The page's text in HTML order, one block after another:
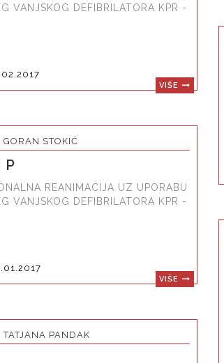
VANJSKOG DEFIBRILATORA KPR -
VIŠE
GORAN STOKIĆ
P
REANIMACIJA UZ UPORABU
VANJSKOG DEFIBRILATORA KPR -
VIŠE
TATJANA PANDAK